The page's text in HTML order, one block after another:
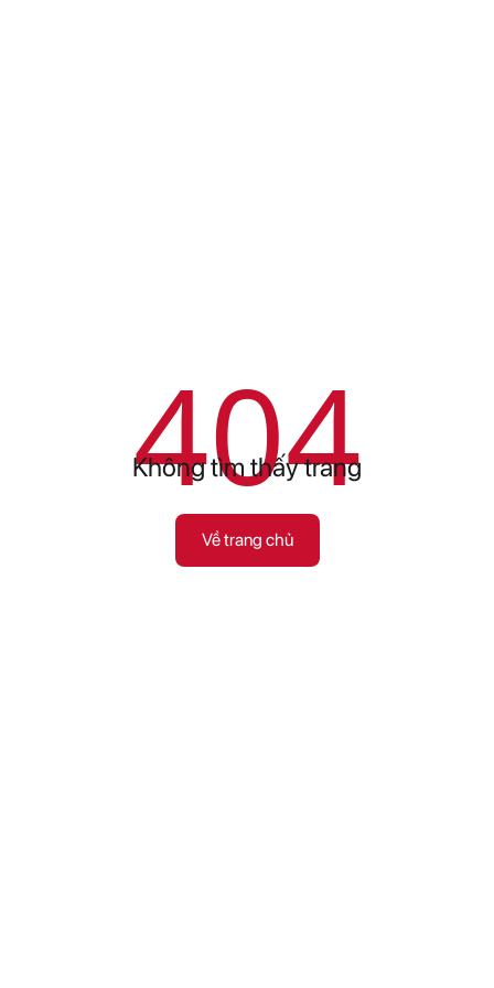
404
Không tìm thấy trang
Về trang chủ